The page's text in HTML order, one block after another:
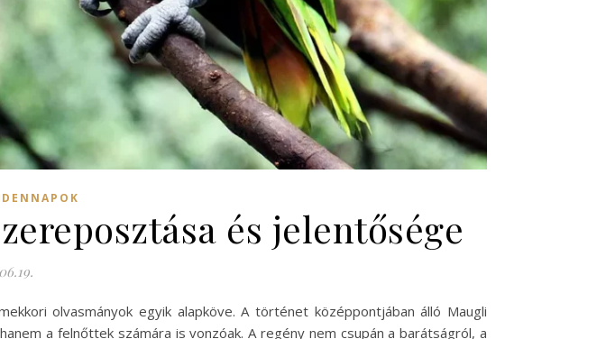
és jelentősége
olvasmányok egyik alapköve. A történet középpontjában álló Maugli
a felnőttek számára is vonzóak. A regény nem csupán a barátságról, a